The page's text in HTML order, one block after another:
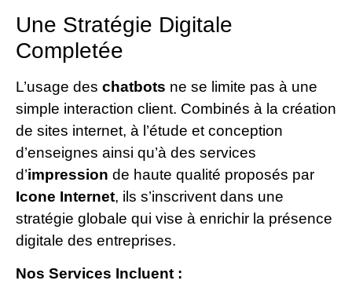
Une Stratégie Digitale
Completée
L’usage des chatbots ne se limite pas à une
simple interaction client. Combinés à la création
de sites internet, à l’étude et conception
d’enseignes ainsi qu’à des services
d’impression de haute qualité proposés par
Icone Internet, ils s’inscrivent dans une
stratégie globale qui vise à enrichir la présence
digitale des entreprises.
Nos Services Incluent :